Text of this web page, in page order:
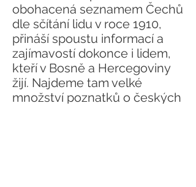
obohacená seznamem Čechů
dle sčítání lidu v roce 1910,
přináší spoustu informací a
zajímavostí dokonce i lidem,
kteří v Bosně a Hercegoviny
žijí. Najdeme tam velké
množství poznatků o českých